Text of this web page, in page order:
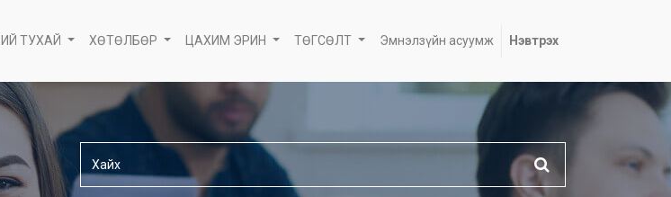
ТУХАЙ ХӨТӨЛБӨР ЦАХИМ ЭРИН ТӨГСӨЛТ Эмнэлзүйн асуумж Нэвтрэх